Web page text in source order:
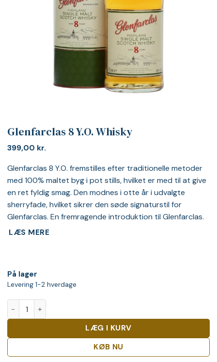
Glenfarclas 8 Y.O. Whisky
399,00 kr.
Glenfarclas 8 Y.O. fremstilles efter traditionelle metoder
med 100% maltet byg i pot stills, hvilket er med til at give
en ret fyldig smag. Den modnes i otte år i udvalgte
sherryfade, hvilket sikrer den søde signaturstil for
Glenfarclas. En fremragende introduktion til Glenfarclas.
LÆS MERE
På lager
Levering 1-2 hverdage
LÆG I KURV
KØB NU